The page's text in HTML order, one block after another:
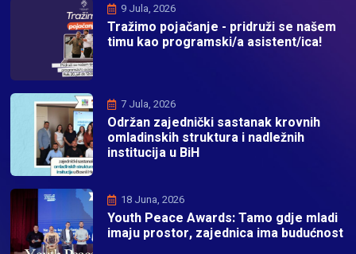
9 Jula, 2026
Tražimo pojačanje - pridruži se našem
timu kao programski/a asistent/ica!
7 Jula, 2026
Održan zajednički sastanak krovnih
omladinskih struktura i nadležnih
institucija u BiH
18 Juna, 2026
Youth Peace Awards: Tamo gdje mladi
imaju prostor, zajednica ima budućnost